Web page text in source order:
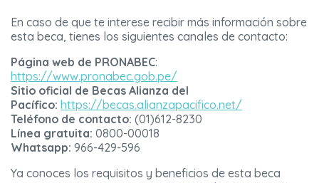
En caso de que te interese recibir más información sobre
esta beca, tienes los siguientes canales de contacto:
Página web de PRONABEC:
https://www.pronabec.gob.pe/
Sitio oficial de Becas Alianza del
Pacífico: https://becas.alianzapacifico.net/
Teléfono de contacto: (01)612-8230
Línea gratuita: 0800-00018
Whatsapp: 966-429-596
Ya conoces los requisitos y beneficios de esta beca